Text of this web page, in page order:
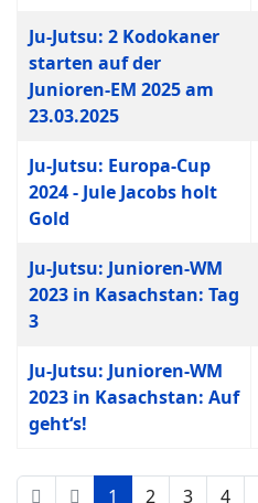
Ju-Jutsu: 2 Kodokaner
starten auf der
Junioren-EM 2025 am
23.03.2025
Ju-Jutsu: Europa-Cup
2024 - Jule Jacobs holt
Gold
Ju-Jutsu: Junioren-WM
2023 in Kasachstan: Tag
3
Ju-Jutsu: Junioren-WM
2023 in Kasachstan: Auf
geht‘s!
1 2 3 4